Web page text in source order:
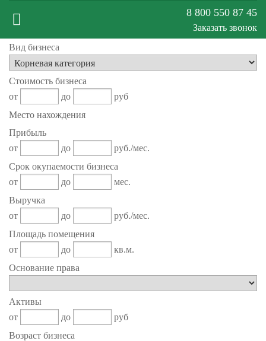
Меню
сайта
8 800 550 87 45
Заказать звонок
Вид бизнеса
Стоимость бизнеса
от
до
руб
Место нахождения
Прибыль
от
до
руб./мес.
Срок окупаемости бизнеса
от
до
мес.
Выручка
от
до
руб./мес.
Площадь помещения
от
до
кв.м.
Основание права
Активы
от
до
руб
Возраст бизнеса